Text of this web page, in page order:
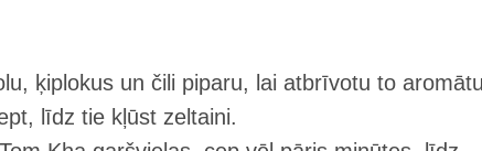
ķiplokus un čili piparu, lai atbrīvotu to
līdz tie kļūst zeltaini.